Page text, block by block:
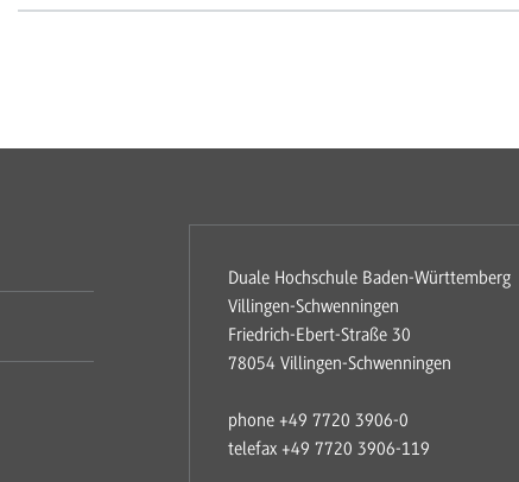
Duale Hochschule Baden-Württemberg
Villingen-Schwenningen
Friedrich-Ebert-Straße 30
78054 Villingen-Schwenningen
phone +49 7720 3906-0
telefax +49 7720 3906-119